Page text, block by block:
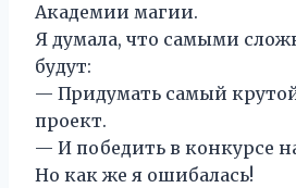
Академии магии.
Я думала, что самыми
будут:
— Придумать самый
проект.
— И победить в конкурсе
Но как же я ошибалась!